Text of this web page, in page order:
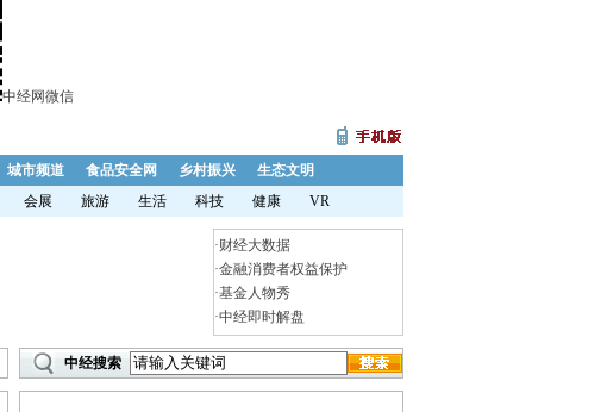
中经网微信
城市频道 食品安全网 乡村振兴
生态文明
会展 旅游 生活 科技 健康 VR
·财经大数据
·金融消费者权益保护
·基金人物秀
·中经即时解盘
中经搜索